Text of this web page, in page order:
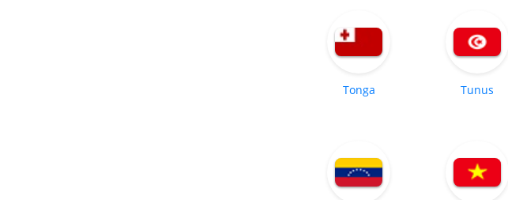
Tonga Tunus